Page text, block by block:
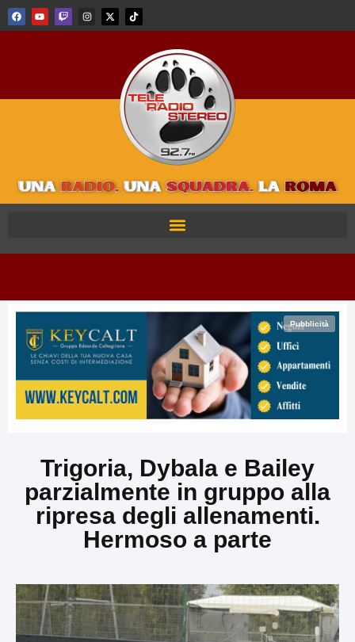
Pubblicità
Trigoria, Dybala e Bailey
parzialmente in gruppo alla
ripresa degli allenamenti.
Hermoso a parte